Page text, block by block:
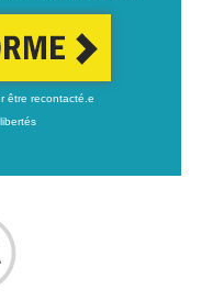
être recontacté.e